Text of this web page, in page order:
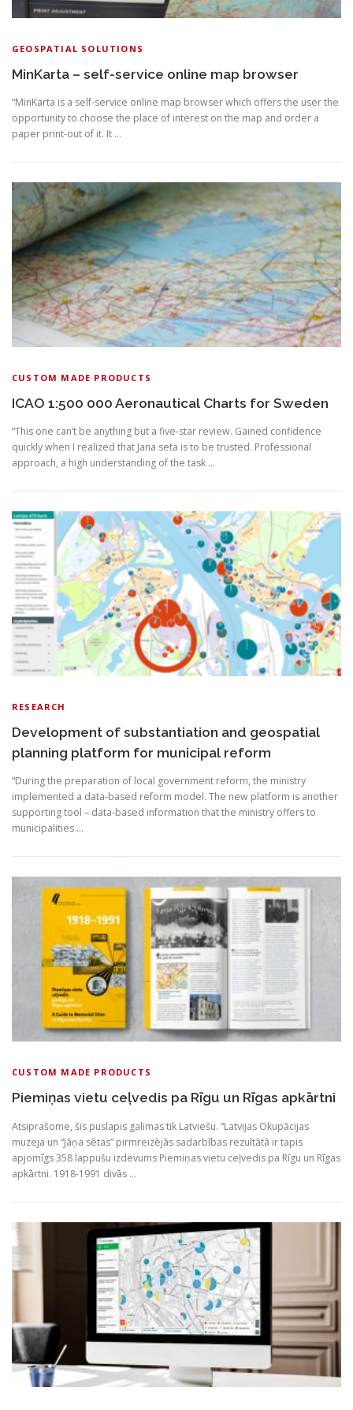
GEOSPATIAL SOLUTIONS
MinKarta – self-service online map browser
“MinKarta is a self-service online map browser which offers the user the
opportunity to choose the place of interest on the map and order a
paper print-out of it. It …
CUSTOM MADE PRODUCTS
ICAO 1:500 000 Aeronautical Charts for Sweden
“This one can’t be anything but a five-star review. Gained confidence
quickly when I realized that Jana seta is to be trusted. Professional
approach, a high understanding of the task …
RESEARCH
Development of substantiation and geospatial
planning platform for municipal reform
“During the preparation of local government reform, the ministry
implemented a data-based reform model. The new platform is another
supporting tool – data-based information that the ministry offers to
municipalities …
CUSTOM MADE PRODUCTS
Piemiņas vietu ceļvedis pa Rīgu un Rīgas apkārtni
Atsiprašome, šis puslapis galimas tik Latviešu. “Latvijas Okupācijas
muzeja un “Jāņa sētas” pirmreizējās sadarbības rezultātā ir tapis
apjomīgs 358 lappušu izdevums Piemiņas vietu ceļvedis pa Rīgu un Rīgas
apkārtni. 1918-1991 divās …